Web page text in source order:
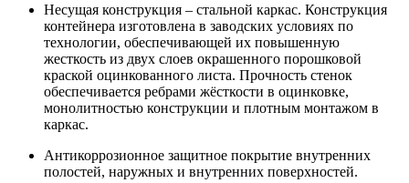
Несущая конструкция – стальной каркас. Конструкция
контейнера изготовлена в заводских условиях по
технологии, обеспечивающей их повышенную
жесткость из двух слоев окрашенного порошковой
краской оцинкованного листа. Прочность стенок
обеспечивается ребрами жёсткости в оцинковке,
монолитностью конструкции и плотным монтажом в
каркас.
Антикоррозионное защитное покрытие внутренних
полостей, наружных и внутренних поверхностей.